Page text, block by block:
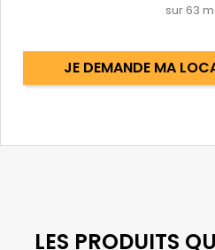
sur 63
JE DEMANDE MA
LES PRODUITS